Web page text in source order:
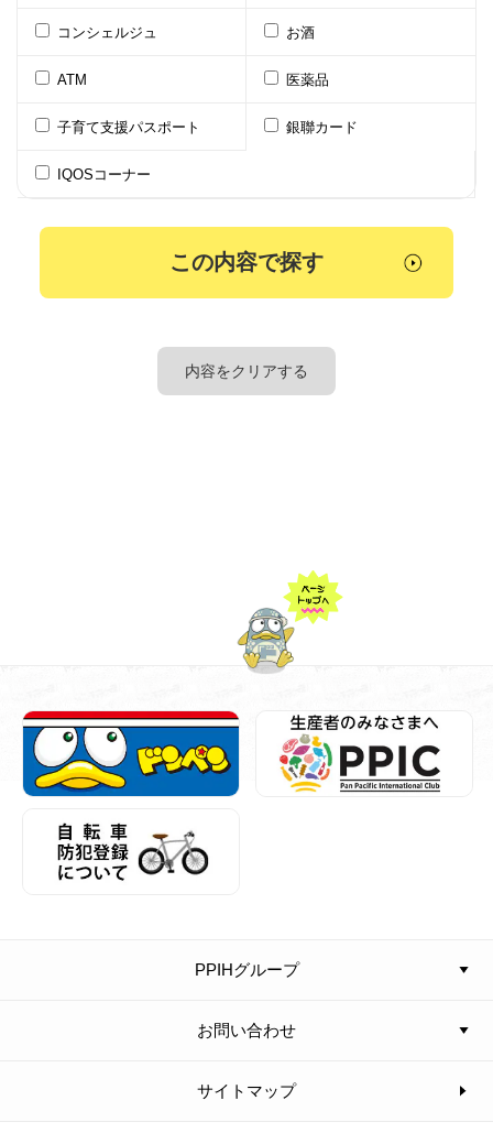
コンシェルジュ お酒
ATM 医薬品
子育て支援パスポート 銀聯カード
IQOSコーナー
PPIHグループ
お問い合わせ
サイトマップ